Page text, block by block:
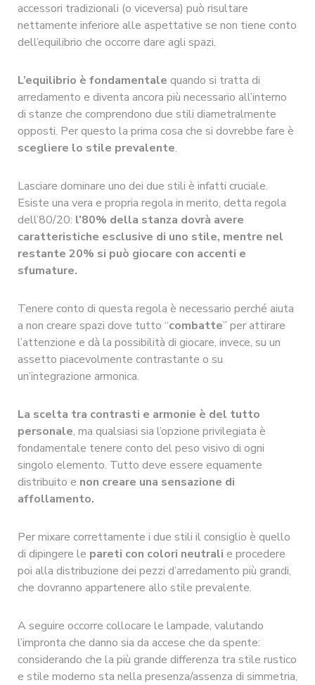
accessori tradizionali (o viceversa) può risultare
nettamente inferiore alle aspettative se non tiene conto
dell’equilibrio che occorre dare agli spazi.
L’equilibrio è fondamentale quando si tratta di
arredamento e diventa ancora più necessario all’interno
di stanze che comprendono due stili diametralmente
opposti. Per questo la prima cosa che si dovrebbe fare è
scegliere lo stile prevalente.
Lasciare dominare uno dei due stili è infatti cruciale.
Esiste una vera e propria regola in merito, detta regola
dell’80/20: l’80% della stanza dovrà avere
caratteristiche esclusive di uno stile, mentre nel
restante 20% si può giocare con accenti e
sfumature.
Tenere conto di questa regola è necessario perché aiuta
a non creare spazi dove tutto “combatte” per attirare
l’attenzione e dà la possibilità di giocare, invece, su un
assetto piacevolmente contrastante o su
un’integrazione armonica.
La scelta tra contrasti e armonie è del tutto
personale, ma qualsiasi sia l’opzione privilegiata è
fondamentale tenere conto del peso visivo di ogni
singolo elemento. Tutto deve essere equamente
distribuito e non creare una sensazione di
affollamento.
Per mixare correttamente i due stili il consiglio è quello
di dipingere le pareti con colori neutrali e procedere
poi alla distribuzione dei pezzi d’arredamento più grandi,
che dovranno appartenere allo stile prevalente.
A seguire occorre collocare le lampade, valutando
l’impronta che danno sia da accese che da spente:
considerando che la più grande differenza tra stile rustico
e stile moderno sta nella presenza/assenza di simmetria,